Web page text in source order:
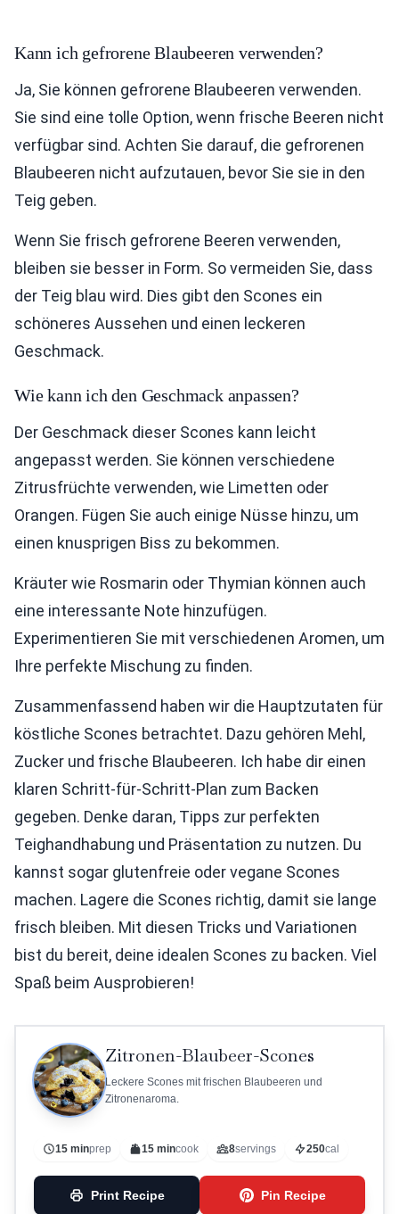
Kann ich gefrorene Blaubeeren verwenden?
Ja, Sie können gefrorene Blaubeeren verwenden.
Sie sind eine tolle Option, wenn frische Beeren nicht
verfügbar sind. Achten Sie darauf, die gefrorenen
Blaubeeren nicht aufzutauen, bevor Sie sie in den
Teig geben.
Wenn Sie frisch gefrorene Beeren verwenden,
bleiben sie besser in Form. So vermeiden Sie, dass
der Teig blau wird. Dies gibt den Scones ein
schöneres Aussehen und einen leckeren
Geschmack.
Wie kann ich den Geschmack anpassen?
Der Geschmack dieser Scones kann leicht
angepasst werden. Sie können verschiedene
Zitrusfrüchte verwenden, wie Limetten oder
Orangen. Fügen Sie auch einige Nüsse hinzu, um
einen knusprigen Biss zu bekommen.
Kräuter wie Rosmarin oder Thymian können auch
eine interessante Note hinzufügen.
Experimentieren Sie mit verschiedenen Aromen, um
Ihre perfekte Mischung zu finden.
Zusammenfassend haben wir die Hauptzutaten für
köstliche Scones betrachtet. Dazu gehören Mehl,
Zucker und frische Blaubeeren. Ich habe dir einen
klaren Schritt-für-Schritt-Plan zum Backen
gegeben. Denke daran, Tipps zur perfekten
Teighandhabung und Präsentation zu nutzen. Du
kannst sogar glutenfreie oder vegane Scones
machen. Lagere die Scones richtig, damit sie lange
frisch bleiben. Mit diesen Tricks und Variationen
bist du bereit, deine idealen Scones zu backen. Viel
Spaß beim Ausprobieren!
Zitronen-Blaubeer-Scones
Leckere Scones mit frischen Blaubeeren und
Zitronenaroma.
15 minprep 15 mincook 8servings 250cal
Print Recipe Pin Recipe